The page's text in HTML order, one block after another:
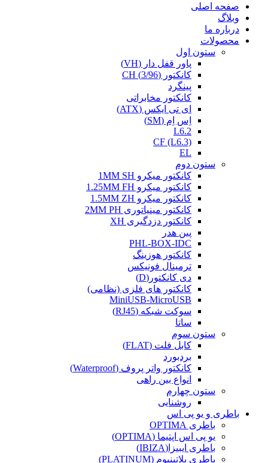
صفحه اصلی
وبلاگ
درباره ما
محصولات
ستون اول
پاور قفل دار (VH)
کانکتور (3/96) CH
پینگرد
کانکتور مخابراتی
ای تی ایکس (ATX)
اِس اِم (SM)
L6.2
CF (L6.3)
EL
ستون دوم
کانکتور میکرو 1MM SH
کانکتور میکرو 1.25MM FH
کانکتور میکرو 1.5MM ZH
کانکتور مینیاتوری 2MM PH
کانکتور دزدگیری XH
پین هدر
PHL-BOX-IDC
کانکتور هوزینگ
ترمینال فونیکس
دی کانکتور(D)
کانکتور های فلزی (نظامی)
MiniUSB-MicroUSB
سوکت شبکه (RJ45)
ساتا
ستون سوم
کابل فلت (FLAT)
بردبورد
کانکتور واتر پروف (Waterproof)
انواع بین راهی
ستون چهارم
روشنایی
باطری و یو پی اس
باطری OPTIMA
یو پی اس اپتیما (OPTIMA)
باطری ایبیزا(IBIZA)
باطری پلاتینیوم (PLATINUM)